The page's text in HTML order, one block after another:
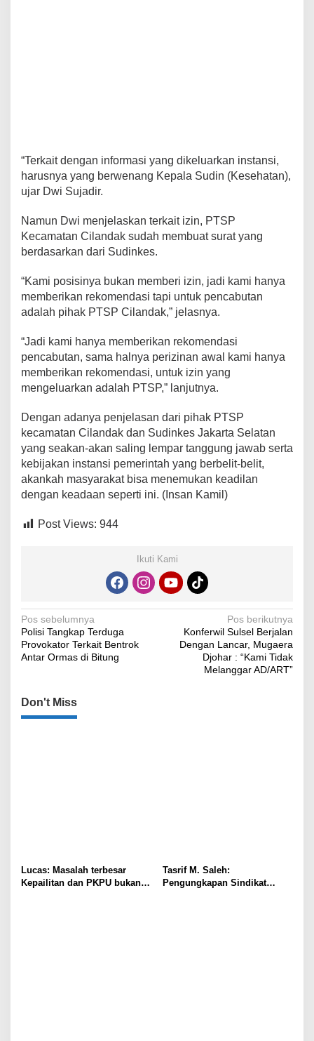
“Terkait dengan informasi yang dikeluarkan instansi,
harusnya yang berwenang Kepala Sudin (Kesehatan),
ujar Dwi Sujadir.
Namun Dwi menjelaskan terkait izin, PTSP
Kecamatan Cilandak sudah membuat surat yang
berdasarkan dari Sudinkes.
“Kami posisinya bukan memberi izin, jadi kami hanya
memberikan rekomendasi tapi untuk pencabutan
adalah pihak PTSP Cilandak,” jelasnya.
“Jadi kami hanya memberikan rekomendasi
pencabutan, sama halnya perizinan awal kami hanya
memberikan rekomendasi, untuk izin yang
mengeluarkan adalah PTSP,” lanjutnya.
Dengan adanya penjelasan dari pihak PTSP
kecamatan Cilandak dan Sudinkes Jakarta Selatan
yang seakan-akan saling lempar tanggung jawab serta
kebijakan instansi pemerintah yang berbelit-belit,
akankah masyarakat bisa menemukan keadilan
dengan keadaan seperti ini. (Insan Kamil)
Post Views: 944
Ikuti Kami
Navigasi
pos
Pos sebelumnya
Polisi Tangkap Terduga
Provokator Terkait Bentrok
Antar Ormas di Bitung
Pos berikutnya
Konferwil Sulsel Berjalan
Dengan Lancar, Mugaera
Djohar : “Kami Tidak
Melanggar AD/ART”
Don't Miss
Lucas: Masalah terbesar
Kepailitan dan PKPU bukan
Tasrif M. Saleh:
Pengungkapan Sindikat